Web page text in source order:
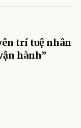
trí tuệ nhân
hành”